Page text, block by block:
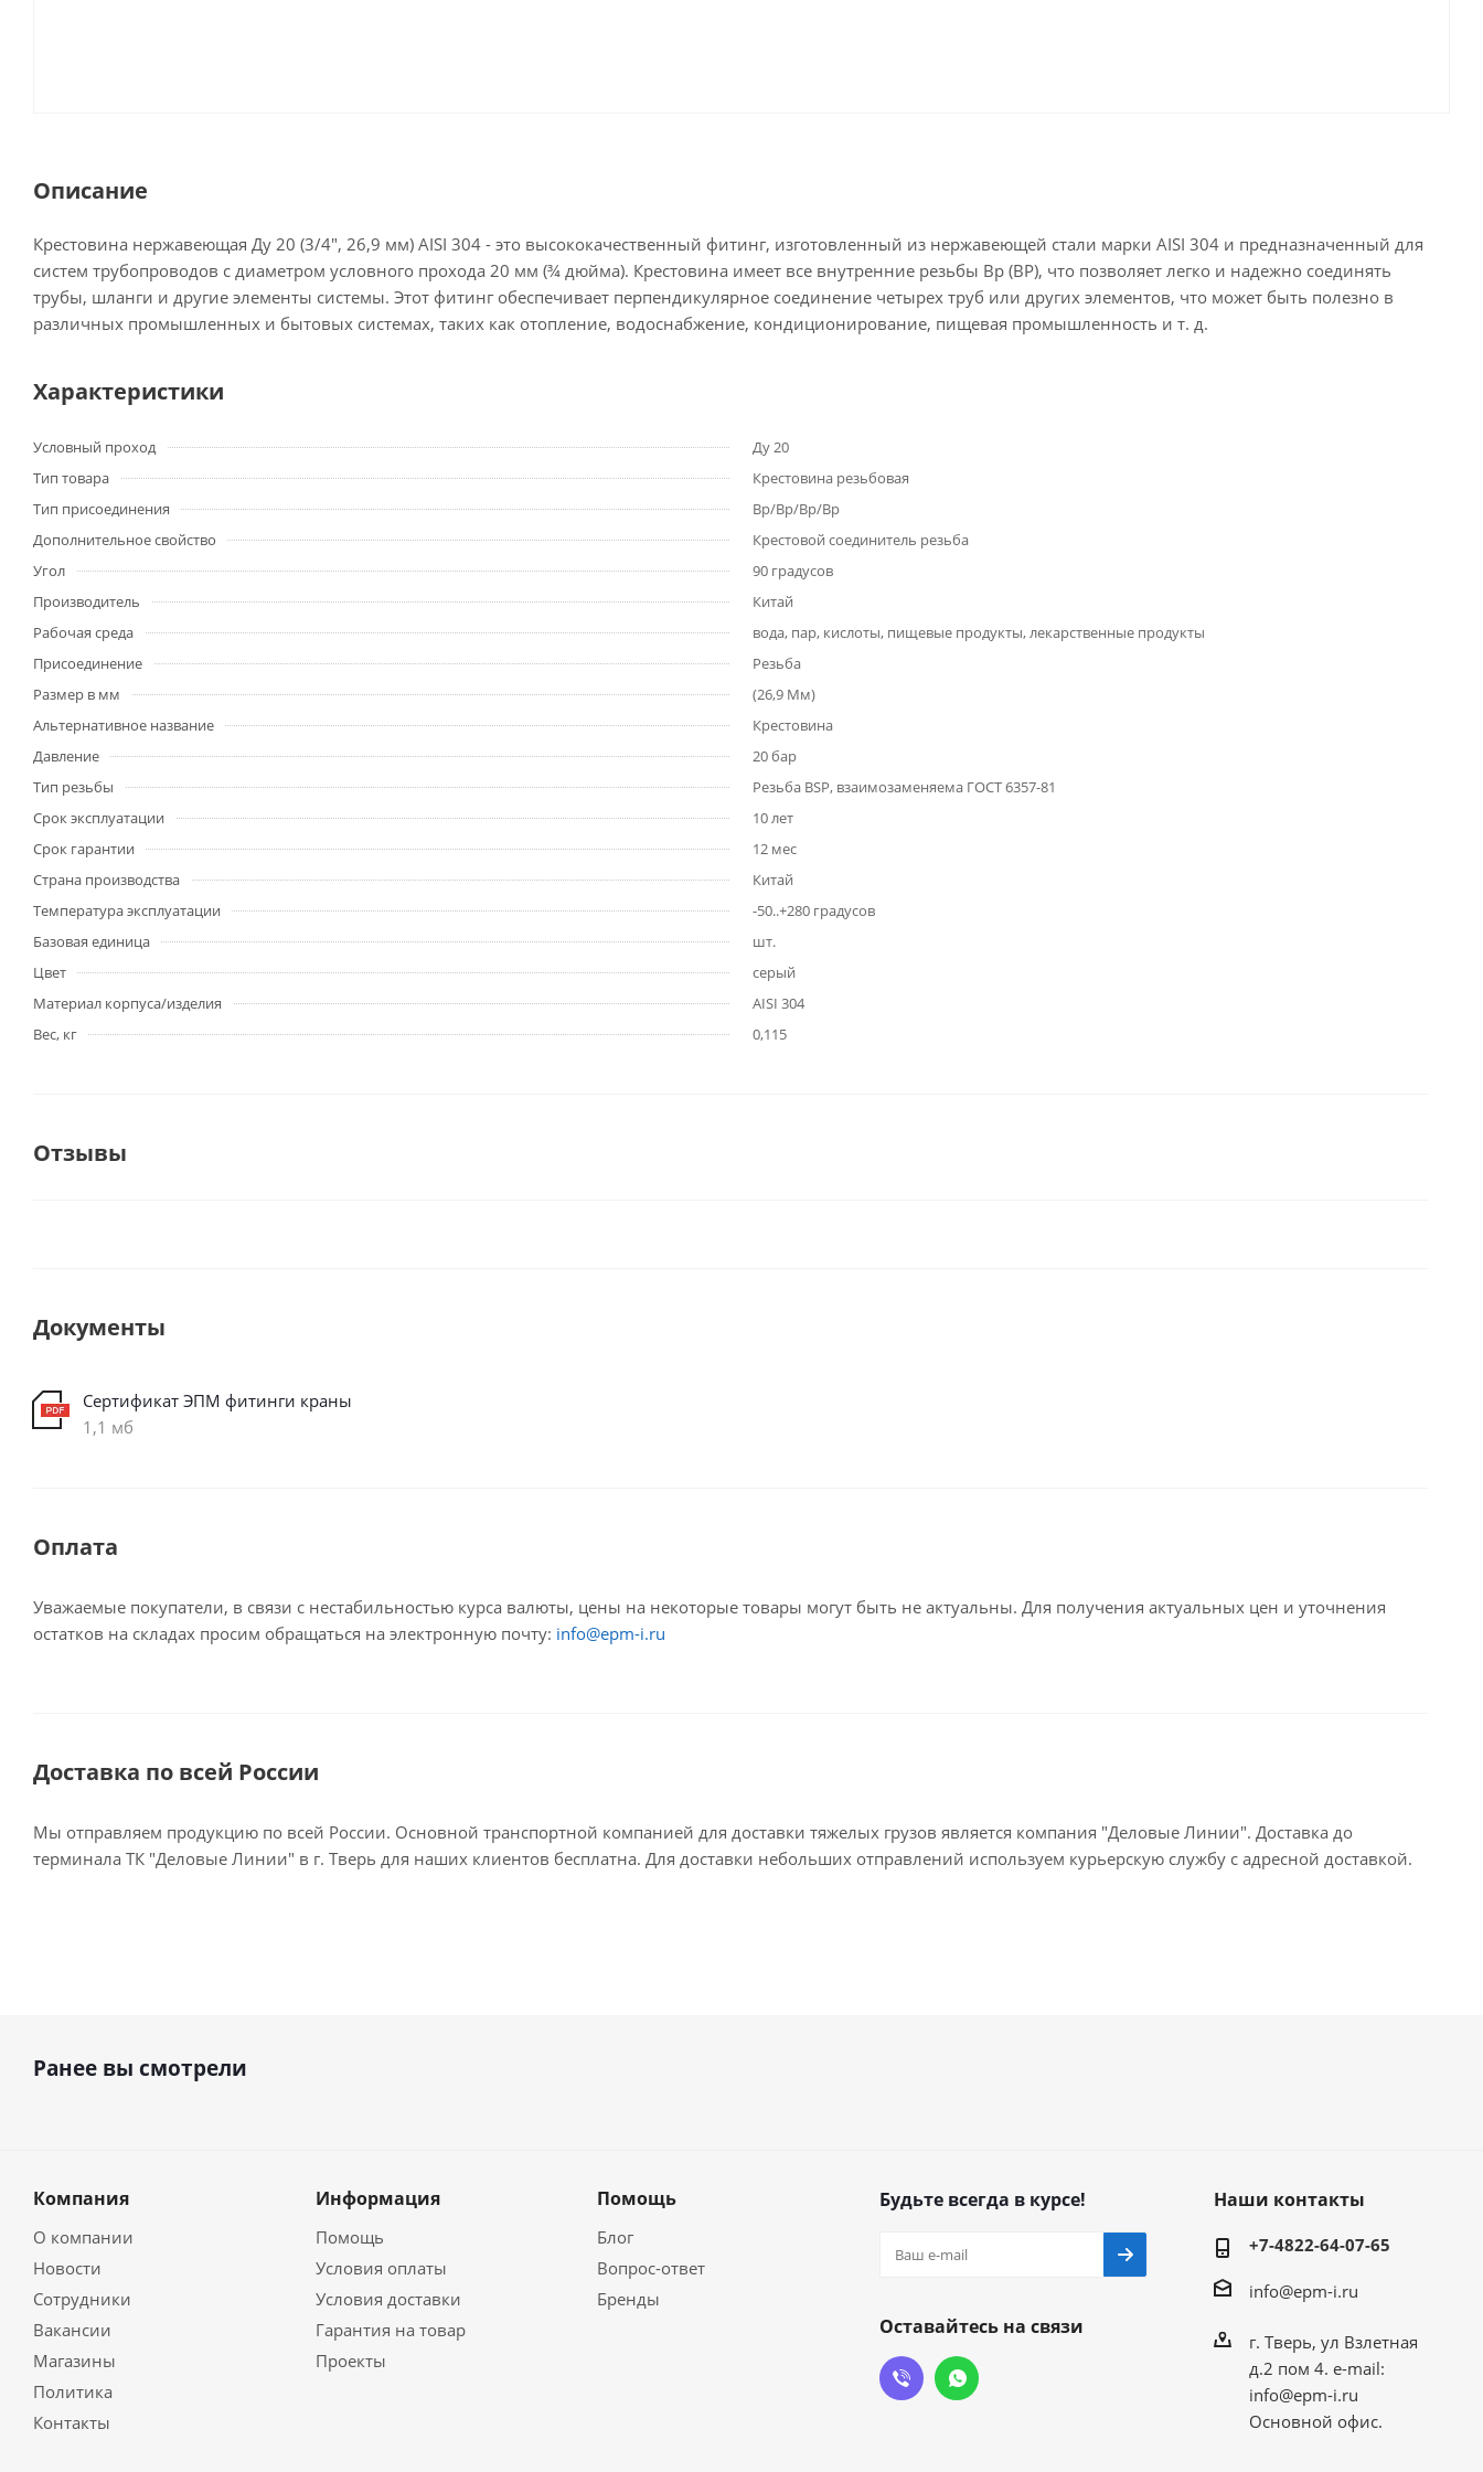
Описание
Крестовина нержавеющая Ду 20 (3/4", 26,9 мм) AISI 304 - это высококачественный фитинг, изготовленный из нержавеющей стали марки AISI 304 и предназначенный для
систем трубопроводов с диаметром условного прохода 20 мм (¾ дюйма). Крестовина имеет все внутренние резьбы Вр (ВР), что позволяет легко и надежно соединять
трубы, шланги и другие элементы системы. Этот фитинг обеспечивает перпендикулярное соединение четырех труб или других элементов, что может быть полезно в
различных промышленных и бытовых системах, таких как отопление, водоснабжение, кондиционирование, пищевая промышленность и т. д.
Характеристики
Условный проход
Ду 20
Тип товара
Крестовина резьбовая
Тип присоединения
Вр/Вр/Вр/Вр
Дополнительное свойство
Крестовой соединитель резьба
Угол
90 градусов
Производитель
Китай
Рабочая среда
вода, пар, кислоты, пищевые продукты, лекарственные продукты
Присоединение
Резьба
Размер в мм
(26,9 Мм)
Альтернативное название
Крестовина
Давление
20 бар
Тип резьбы
Резьба BSP, взаимозаменяема ГОСТ 6357-81
Срок эксплуатации
10 лет
Срок гарантии
12 мес
Страна производства
Китай
Температура эксплуатации
-50..+280 градусов
Базовая единица
шт.
Цвет
серый
Материал корпуса/изделия
AISI 304
Вес, кг
0,115
Отзывы
Документы
Сертификат ЭПМ фитинги краны
1,1 мб
Оплата
Уважаемые покупатели, в связи с нестабильностью курса валюты, цены на некоторые товары могут быть не актуальны. Для получения актуальных цен и уточнения
остатков на складах просим обращаться на электронную почту: info@epm-i.ru
Доставка по всей России
Мы отправляем продукцию по всей России. Основной транспортной компанией для доставки тяжелых грузов является компания "Деловые Линии". Доставка до
терминала ТК "Деловые Линии" в г. Тверь для наших клиентов бесплатна. Для доставки небольших отправлений используем курьерскую службу с адресной доставкой.
Ранее вы смотрели
Компания
О компании
Новости
Сотрудники
Вакансии
Магазины
Политика
Контакты
Информация
Помощь
Условия оплаты
Условия доставки
Гарантия на товар
Проекты
Помощь
Блог
Вопрос-ответ
Бренды
Будьте всегда в курсе!
Оставайтесь на связи
Наши контакты
+7-4822-64-07-65
info@epm-i.ru
г. Тверь, ул Взлетная
д.2 пом 4. e-mail:
info@epm-i.ru
Основной офис.